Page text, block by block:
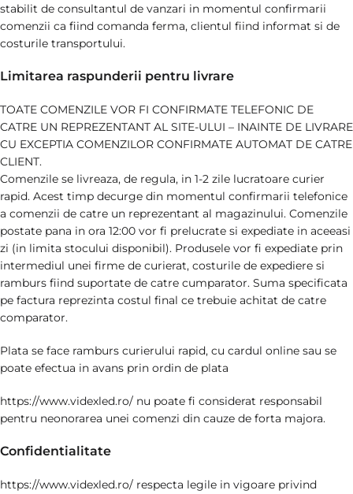
stabilit de consultantul de vanzari in momentul confirmarii
comenzii ca fiind comanda ferma, clientul fiind informat si de
costurile transportului.
Limitarea raspunderii pentru livrare
TOATE COMENZILE VOR FI CONFIRMATE TELEFONIC DE
CATRE UN REPREZENTANT AL SITE-ULUI – INAINTE DE LIVRARE
CU EXCEPTIA COMENZILOR CONFIRMATE AUTOMAT DE CATRE
CLIENT.
Comenzile se livreaza, de regula, in 1-2 zile lucratoare curier
rapid. Acest timp decurge din momentul confirmarii telefonice
a comenzii de catre un reprezentant al magazinului. Comenzile
postate pana in ora 12:00 vor fi prelucrate si expediate in aceeasi
zi (in limita stocului disponibil). Produsele vor fi expediate prin
intermediul unei firme de curierat, costurile de expediere si
ramburs fiind suportate de catre cumparator. Suma specificata
pe factura reprezinta costul final ce trebuie achitat de catre
comparator.
Plata se face ramburs curierului rapid, cu cardul online sau se
poate efectua in avans prin ordin de plata
https://www.videxled.ro/ nu poate fi considerat responsabil
pentru neonorarea unei comenzi din cauze de forta majora.
Confidentialitate
https://www.videxled.ro/ respecta legile in vigoare privind